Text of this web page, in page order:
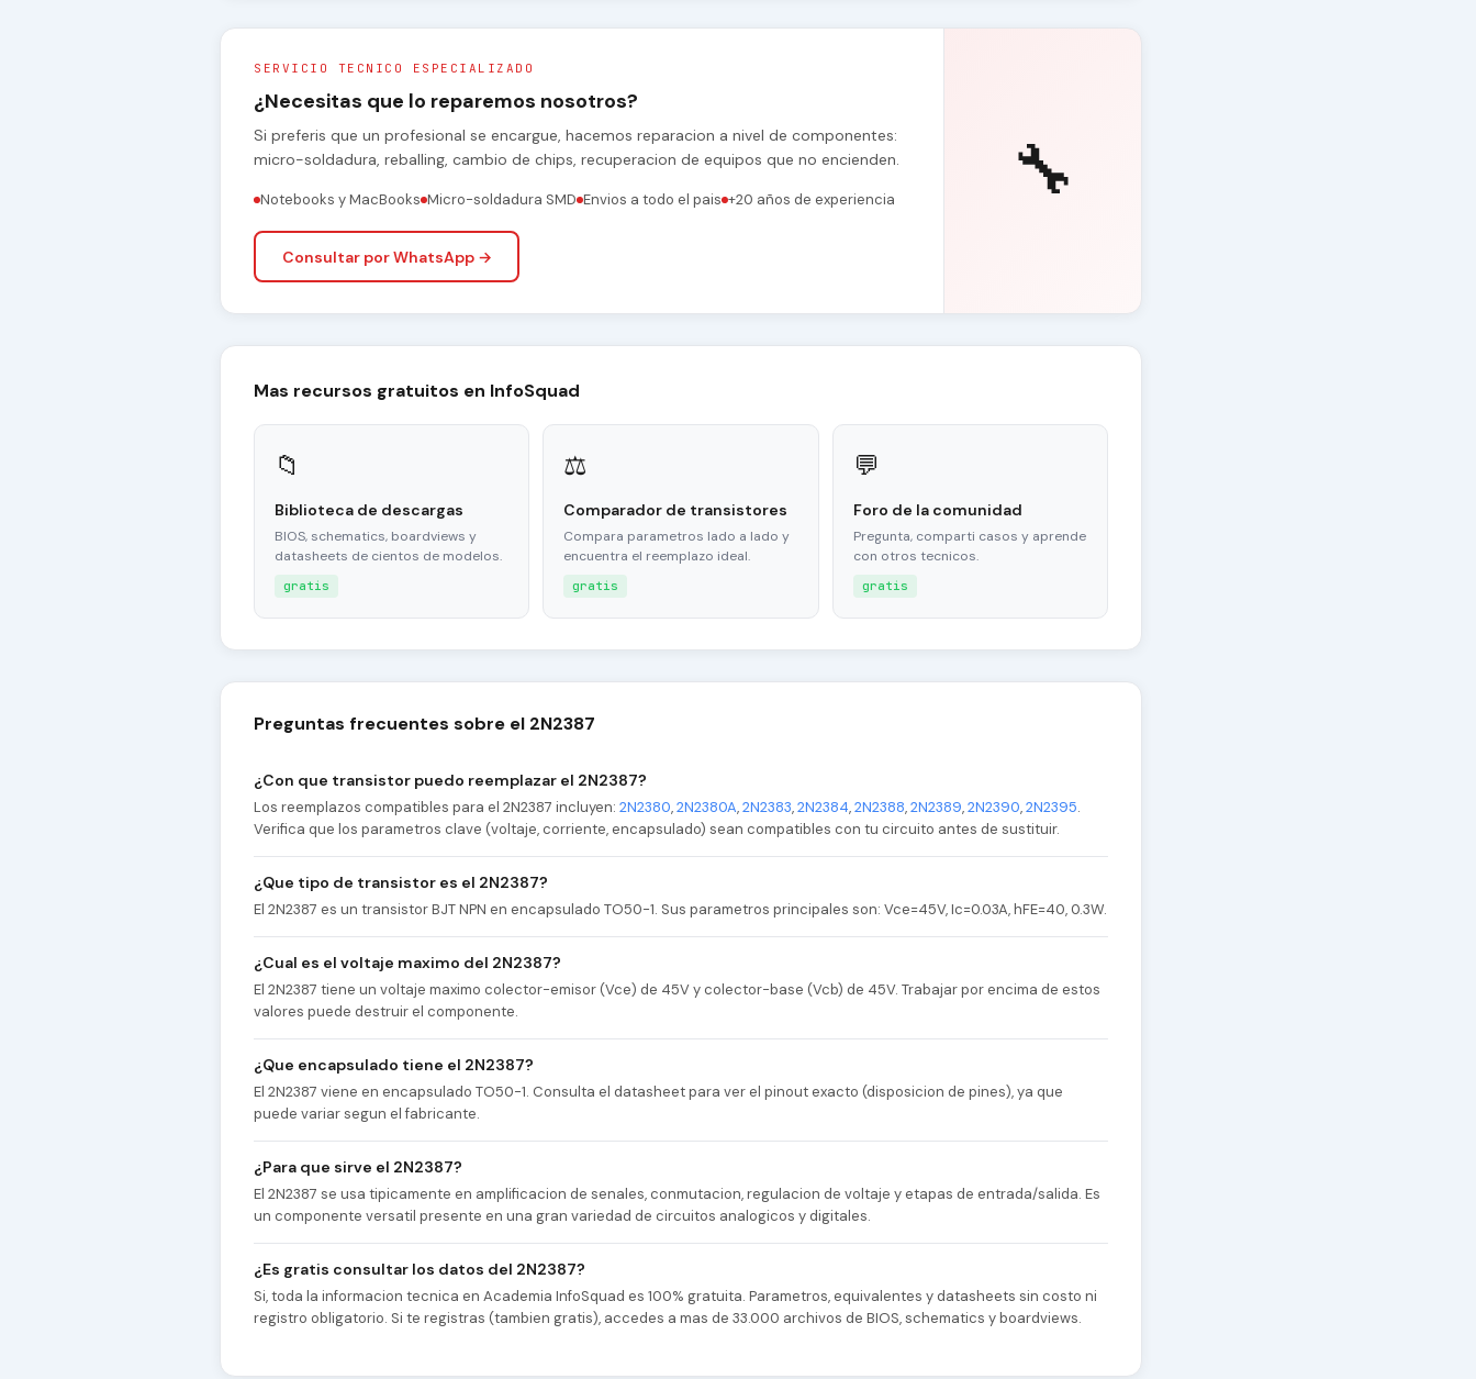
SERVICIO TECNICO ESPECIALIZADO
¿Necesitas que lo reparemos nosotros?
Si preferis que un profesional se encargue, hacemos reparacion a nivel de componentes:
micro-soldadura, reballing, cambio de chips, recuperacion de equipos que no encienden.
Notebooks y MacBooks Micro-soldadura SMD Envios a todo el pais +20 años de experiencia
Consultar por WhatsApp →
🔧
Mas recursos gratuitos en InfoSquad
📁
Biblioteca de descargas
BIOS, schematics, boardviews y
datasheets de cientos de modelos.
gratis
⚖
Comparador de transistores
Compara parametros lado a lado y
encuentra el reemplazo ideal.
gratis
💬
Foro de la comunidad
Pregunta, comparti casos y aprende
con otros tecnicos.
gratis
Preguntas frecuentes sobre el 2N2387
¿Con que transistor puedo reemplazar el 2N2387?
Los reemplazos compatibles para el 2N2387 incluyen: 2N2380,2N2380A,2N2383,2N2384,2N2388,2N2389,2N2390,2N2395.
Verifica que los parametros clave (voltaje, corriente, encapsulado) sean compatibles con tu circuito antes de sustituir.
¿Que tipo de transistor es el 2N2387?
El 2N2387 es un transistor BJT NPN en encapsulado TO50-1. Sus parametros principales son: Vce=45V, Ic=0.03A, hFE=40, 0.3W.
¿Cual es el voltaje maximo del 2N2387?
El 2N2387 tiene un voltaje maximo colector-emisor (Vce) de 45V y colector-base (Vcb) de 45V. Trabajar por encima de estos
valores puede destruir el componente.
¿Que encapsulado tiene el 2N2387?
El 2N2387 viene en encapsulado TO50-1. Consulta el datasheet para ver el pinout exacto (disposicion de pines), ya que
puede variar segun el fabricante.
¿Para que sirve el 2N2387?
El 2N2387 se usa tipicamente en amplificacion de senales, conmutacion, regulacion de voltaje y etapas de entrada/salida. Es
un componente versatil presente en una gran variedad de circuitos analogicos y digitales.
¿Es gratis consultar los datos del 2N2387?
Si, toda la informacion tecnica en Academia InfoSquad es 100% gratuita. Parametros, equivalentes y datasheets sin costo ni
registro obligatorio. Si te registras (tambien gratis), accedes a mas de 33.000 archivos de BIOS, schematics y boardviews.